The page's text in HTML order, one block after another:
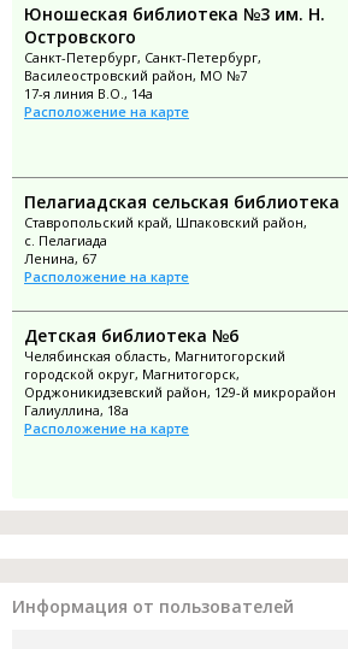
Юношеская библиотека №3 им. Н.
Островского
Санкт-Петербург, Санкт-Петербург,
Василеостровский район, МО №7
17-я линия В.О., 14а
Расположение на карте
Пелагиадская сельская библиотека
Ставропольский край, Шпаковский район,
с. Пелагиада
Ленина, 67
Расположение на карте
Детская библиотека №6
Челябинская область, Магнитогорский
городской округ, Магнитогорск,
Орджоникидзевский район, 129-й микрорайон
Галиуллина, 18а
Расположение на карте
Информация от пользователей